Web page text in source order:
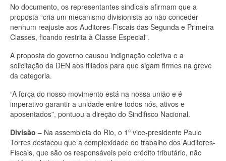
No documento, os representantes sindicais afirmam que a
proposta “cria um mecanismo divisionista ao não conceder
nenhum reajuste aos Auditores-Fiscais das Segunda e Primeira
Classes, ficando restrita à Classe Especial”.
A proposta do governo causou indignação coletiva e a
solicitação da DEN aos filiados para que sigam firmes na greve
da categoria.
“A força do nosso movimento está na nossa união e é
imperativo garantir a unidade entre todos nós, ativos e
aposentados”, pontuou a direção do Sindifisco Nacional.
Divisão – Na assembleia do Rio, o 1º vice-presidente Paulo
Torres destacou que a complexidade do trabalho dos Auditores-
Fiscais, que são os responsáveis pelo crédito tributário, não